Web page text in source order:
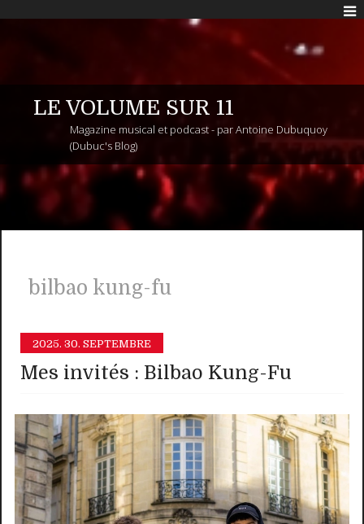
LE VOLUME SUR 11
Magazine musical et podcast - par Antoine Dubuquoy
(Dubuc's Blog)
bilbao kung-fu
2025. 30. SEPTEMBRE
Mes invités : Bilbao Kung-Fu